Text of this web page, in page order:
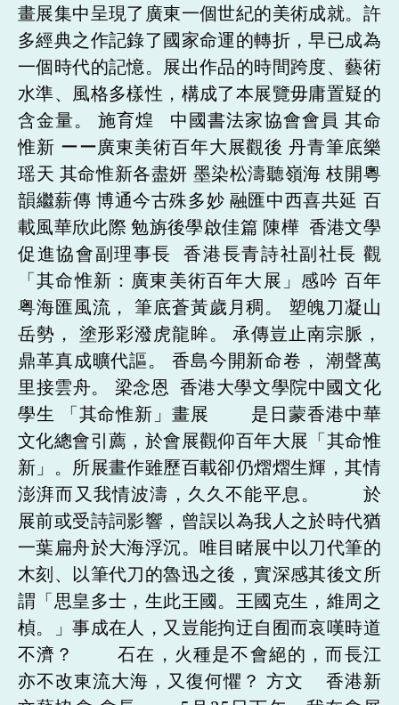
畫展集中呈現了廣東一個世紀的美術成就。許
多經典之作記錄了國家命運的轉折，早已成為
一個時代的記憶。展出作品的時間跨度、藝術
水準、風格多樣性，構成了本展覽毋庸置疑的
含金量。 施育煌 中國書法家協會會員 其命
惟新 ーー廣東美術百年大展觀後 丹青筆底樂
瑶天 其命惟新各盡妍 墨染松濤聽嶺海 枝開粵
韻繼薪傳 博通今古殊多妙 融匯中西喜共延 百
載風華欣此際 勉旃後學啟佳篇 陳樺 香港文學
促進協會副理事長 香港長青詩社副社長 觀
「其命惟新：廣東美術百年大展」感吟 百年
粤海匯風流， 筆底蒼黃歲月稠。 塑魄刀凝山
岳勢， 塗形彩潑虎龍眸。 承傳豈止南宗脈，
鼎革真成曠代謳。 香島今開新命卷， 潮聲萬
里接雲舟。 梁念恩 香港大學文學院中國文化
學生 「其命惟新」畫展 是日蒙香港中華
文化總會引薦，於會展觀仰百年大展「其命惟
新」。所展畫作雖歷百載卻仍熠熠生輝，其情
澎湃而又我情波濤，久久不能平息。 於
展前或受詩詞影響，曾誤以為我人之於時代猶
一葉扁舟於大海浮沉。唯目睹展中以刀代筆的
木刻、以筆代刀的魯迅之後，實深感其後文所
謂「思皇多士，生此王國。王國克生，維周之
楨。」事成在人，又豈能拘迂自囿而哀嘆時道
不濟？ 石在，火種是不會絕的，而長江
亦不改東流大海，又復何懼？ 方文 香港新